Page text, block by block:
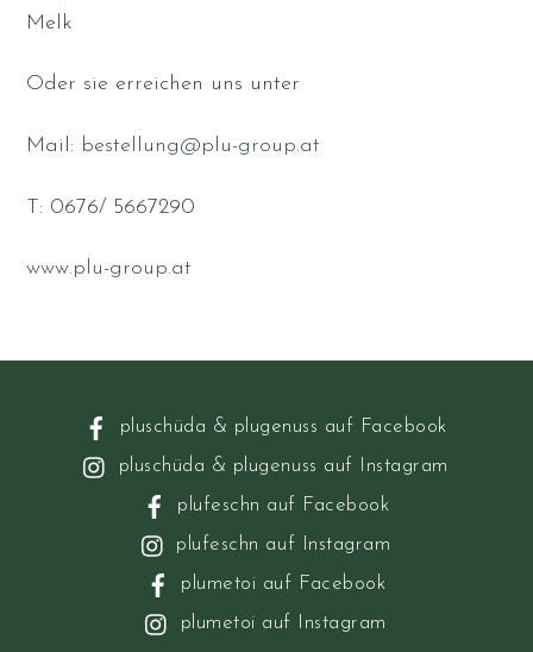
Melk
Oder sie erreichen uns unter
Mail: bestellung@plu-group.at
T: 0676/ 5667290
www.plu-group.at
pluschüda & plugenuss auf Facebook
pluschüda & plugenuss auf Instagram
plufeschn auf Facebook
plufeschn auf Instagram
plumetoi auf Facebook
plumetoi auf Instagram